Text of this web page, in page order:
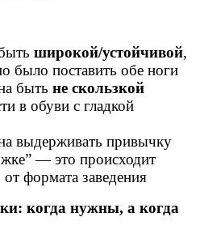
широкой/устойчивой,
было поставить обе ноги
быть не скользкой
в обуви с гладкой
выдерживать привычку
— это происходит
от формата заведения
когда нужны, а когда